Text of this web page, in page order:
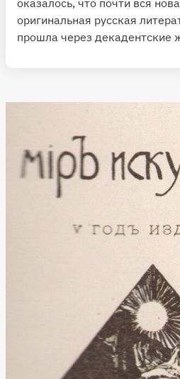
оказалось, что почти вся
оригинальная русская
прошла через декадентские